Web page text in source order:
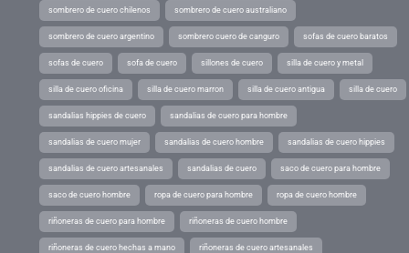
sombrero de cuero chilenos sombrero de cuero australiano
sombrero de cuero argentino sombrero cuero de canguro sofas de cuero baratos
sofas de cuero sofa de cuero sillones de cuero silla de cuero y metal
silla de cuero oficina silla de cuero marron silla de cuero antigua silla de cuero
sandalias hippies de cuero sandalias de cuero para hombre
sandalias de cuero mujer sandalias de cuero hombre sandalias de cuero hippies
sandalias de cuero artesanales sandalias de cuero saco de cuero para hombre
saco de cuero hombre ropa de cuero para hombre ropa de cuero hombre
riñoneras de cuero para hombre riñoneras de cuero hombre
riñoneras de cuero hechas a mano riñoneras de cuero artesanales